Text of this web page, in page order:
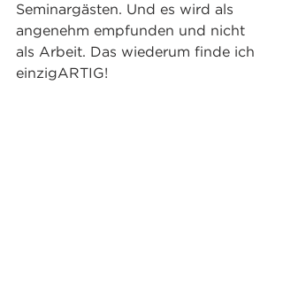
Seminargästen. Und es wird als
angenehm empfunden und nicht
als Arbeit. Das wiederum finde ich
einzigARTIG!